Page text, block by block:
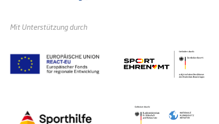
Mit Unterstützung durch